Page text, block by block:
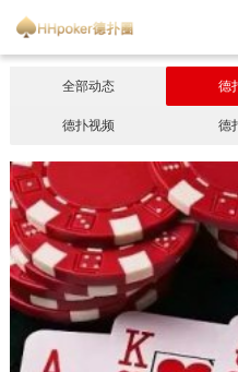
全部动态 德
德扑视频 德